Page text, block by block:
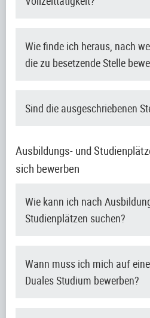
Wie finde ich heraus, nach
die zu besetzende Stelle
Sind die ausgeschriebenen
Ausbildungs- und
sich bewerben
Wie kann ich nach
Studienplätzen suchen?
Wann muss ich mich auf
Duales Studium bewerben?